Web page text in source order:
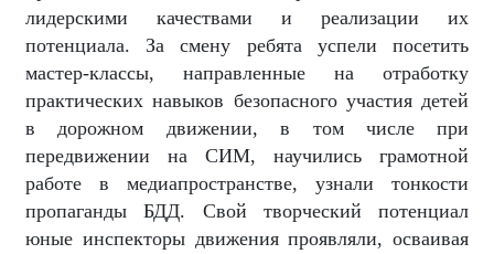
лидерскими качествами и реализации их
потенциала. За смену ребята успели посетить
мастер-классы, направленные на отработку
практических навыков безопасного участия детей
в дорожном движении, в том числе при
передвижении на СИМ,
научились грамотной
работе в медиапространстве, узнали тонкости
пропаганды БДД. Свой творческий потенциал
юные инспекторы движения проявляли, осваивая